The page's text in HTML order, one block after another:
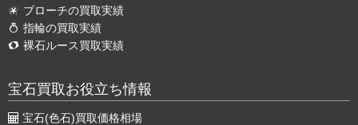
ブローチの買取実績
指輪の買取実績
裸石ルース買取実績
宝石買取お役立ち情報
宝石(色石)買取価格相場